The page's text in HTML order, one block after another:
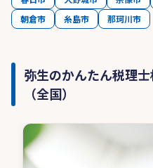
朝倉市
糸島市 那珂川市
弥生のかんたん税理
（全国）